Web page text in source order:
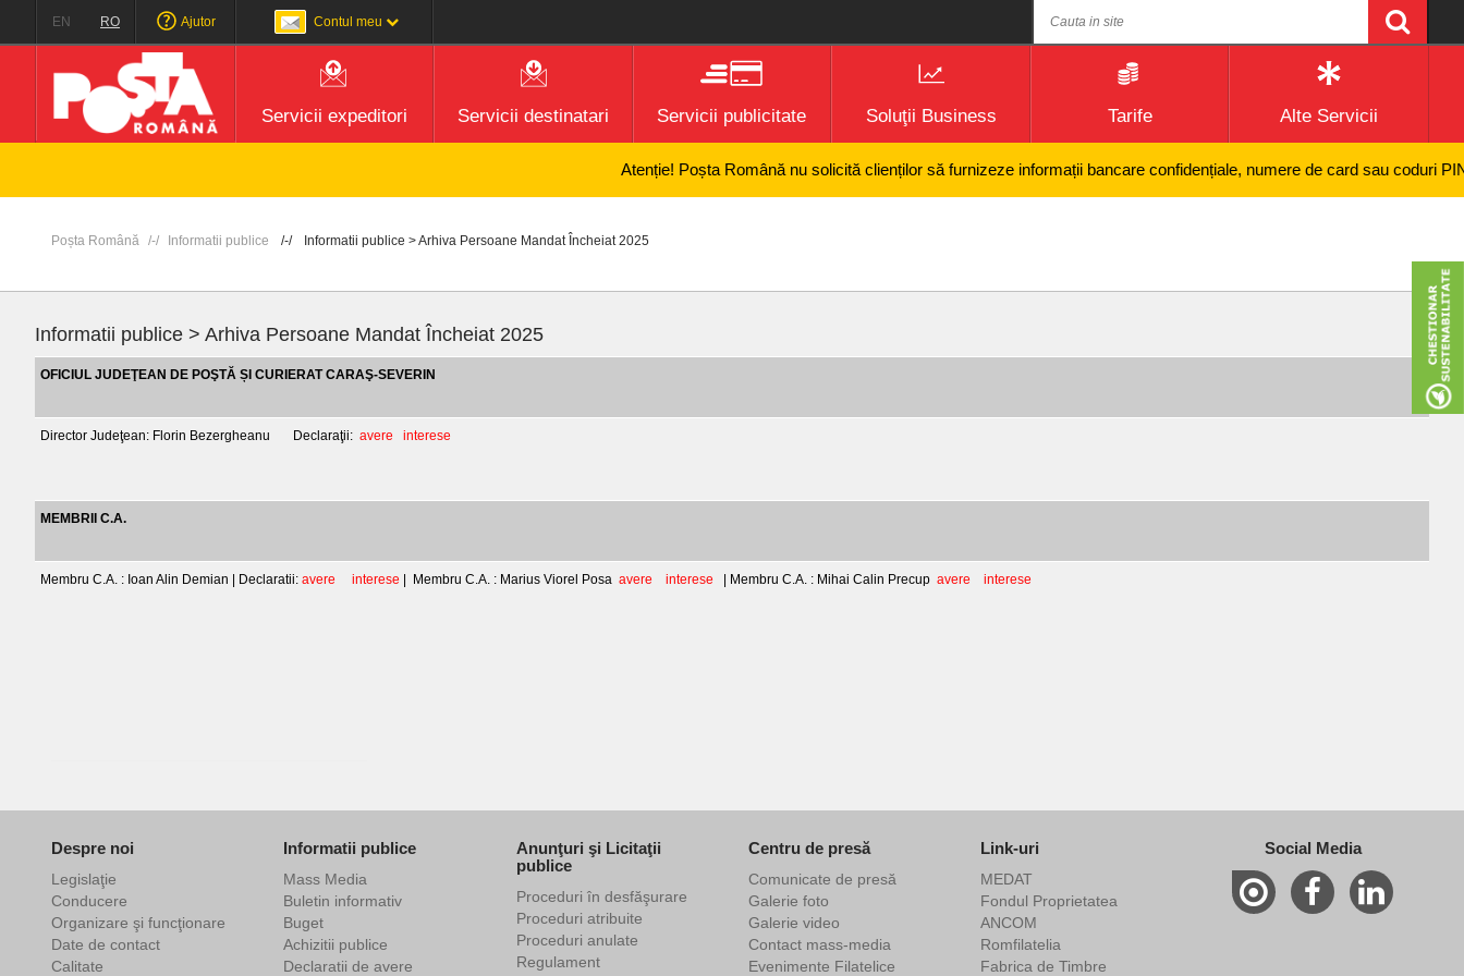
EN RO Ajutor Contul meu
Servicii expeditori Servicii destinatari Servicii publicitate Soluţii Business Tarife Alte Servicii
Atenție! Poșta Română nu solicită clienților să furnizeze informații bancare confidențiale, numere de card sau coduri PIN
Poșta Română Informatii publice Informatii publice > Arhiva Persoane Mandat Încheiat 2025
Informatii publice > Arhiva Persoane Mandat Încheiat 2025
OFICIUL JUDEŢEAN DE POŞTĂ ȘI CURIERAT CARAŞ-SEVERIN
Director Judeţean: Florin Bezergheanu Declaraţii: avere interese
MEMBRII C.A.
Membru C.A. : Ioan Alin Demian | Declaratii: avere interese Membru C.A. : Marius Viorel Posa avere interese | Membru C.A. : Mihai Calin Precup avere interese
Despre noi
Legislaţie
Conducere
Organizare şi funcţionare
Date de contact
Calitate
Informatii publice
Mass Media
Buletin informativ
Buget
Achizitii publice
Declaratii de avere
Anunţuri şi Licitaţii
publice
Proceduri în desfăşurare
Proceduri atribuite
Proceduri anulate
Regulament
Centru de presă
Comunicate de presă
Galerie foto
Galerie video
Contact mass-media
Evenimente Filatelice
Link-uri
MEDAT
Fondul Proprietatea
ANCOM
Romfilatelia
Fabrica de Timbre
Social Media